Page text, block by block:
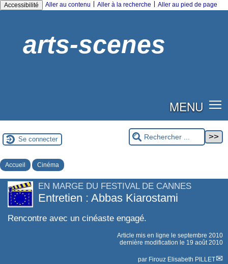
Accessibilité Aller au contenu Aller à la recherche Aller au pied de page
arts-scenes
MENU
Se connecter
Accueil Cinéma
EN MARGE DU FESTIVAL DE CANNES
Entretien : Abbas Kiarostami
Rencontre avec un cinéaste engagé.
Article mis en ligne le septembre 2010
dernière modification le 19 août 2010
par Firouz Elisabeth PILLET